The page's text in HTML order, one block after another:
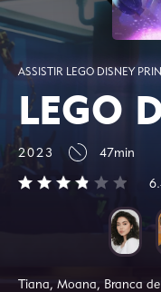
ASSISTIR LEGO DISNEY
2023 47min
Tiana, Moana, Branca